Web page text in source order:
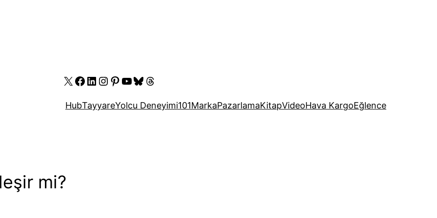
X Facebook
LinkedIn
Instagram
Pinterest
YouTube
Bluesky
Threads
HubTayyareYolcu Deneyimi101MarkaPazarlamaKitapVideoHava KargoEğlence
mi?